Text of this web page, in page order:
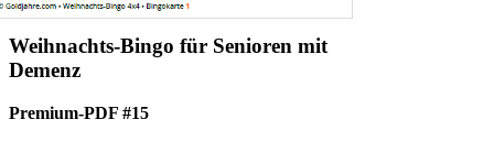
Weihnachts-Bingo für Senioren mit
Demenz
Premium-PDF #15